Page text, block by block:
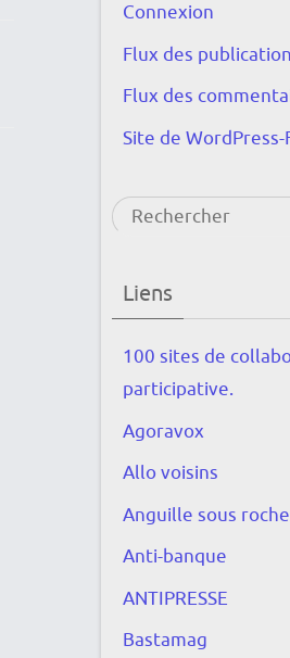
Connexion
Flux des
Flux des
Site de WordPress-
Rechercher
Liens
100 sites de
participative.
Agoravox
Allo voisins
Anguille sous roche
Anti-banque
ANTIPRESSE
Bastamag